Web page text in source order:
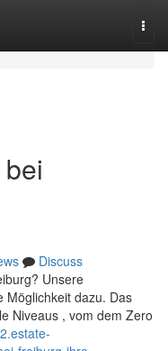
Discuss
Unsere
Möglichkeit dazu. Das
Niveaus , vom dem Zero